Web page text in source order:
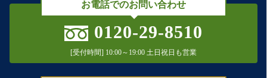
お電話でのお問い合わせ
0120-29-8510
[受付時間] 10:00～19:00 土日祝日も営業